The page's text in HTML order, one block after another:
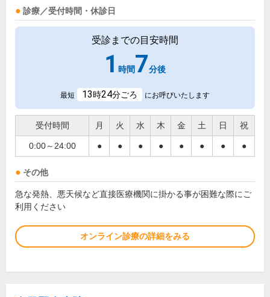
診療／受付時間・休診日
受診までの目安時間
1 時間7分後
最短 13時24分ごろ にお呼びいたします
受付時間 月 火 水 木 金 土 日 祝
0:00～24:00 ● ● ● ● ● ● ● ●
その他
急な発熱、悪天候など直接医療機関に掛かる事が困難な際にご
利用ください
オンライン診療の詳細をみる